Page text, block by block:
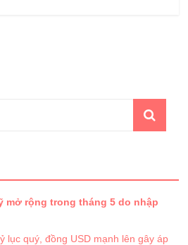
mở rộng trong tháng 5 do nhập
lục quý, đồng USD mạnh lên gây áp